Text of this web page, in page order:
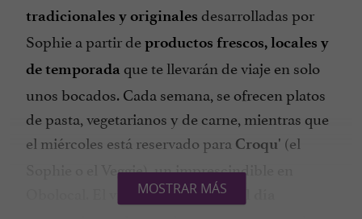
tradicionales y originales desarrolladas por
Sophie a partir deproductos frescos, locales y
de temporada que te llevarán de viaje en solo
unos bocados. Cada semana, se ofrecen platos
de pasta, vegetarianos y de carne, mientras que
el miércoles está reservado para Croqu' (el
Sophie o el Veggie), un imprescindible en
Obolocal. El viernes es elplato del día
MOSTRAR MÁS